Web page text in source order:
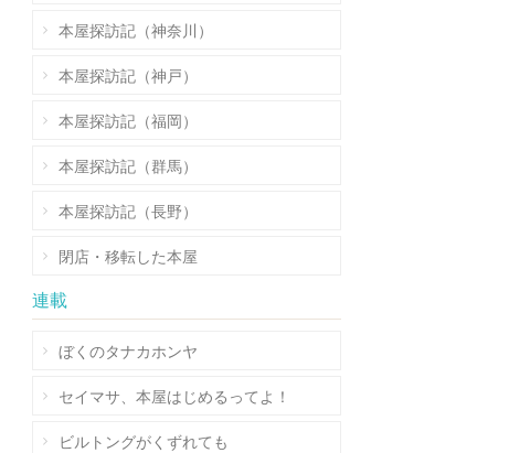
本屋探訪記（神奈川）
本屋探訪記（神戸）
本屋探訪記（福岡）
本屋探訪記（群馬）
本屋探訪記（長野）
閉店・移転した本屋
連載
ぼくのタナカホンヤ
セイマサ、本屋はじめるってよ！
ビルトングがくずれても